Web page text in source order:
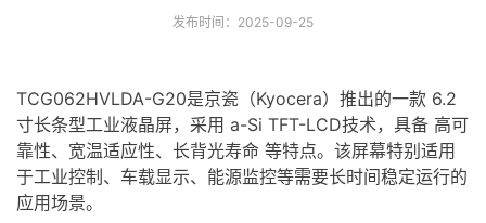
发布时间：2025-09-25
TCG062HVLDA-G20是京瓷（Kyocera）推出的一款 6.2
寸长条型工业液晶屏，采用 a-Si TFT-LCD技术，具备 高可
靠性、宽温适应性、长背光寿命 等特点。该屏幕特别适用
于工业控制、车载显示、能源监控等需要长时间稳定运行的
应用场景。